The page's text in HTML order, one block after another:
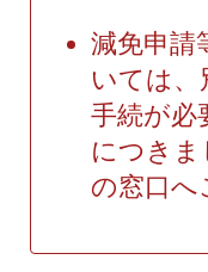
減免申請
いては、
手続が必
につきま
の窓口へ